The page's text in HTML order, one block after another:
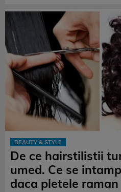
BEAUTY & STYLE
De ce hairstilistii
umed. Ce se
daca pletele